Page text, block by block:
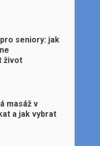
seniory: jak
život
masáž v
a jak vybrat